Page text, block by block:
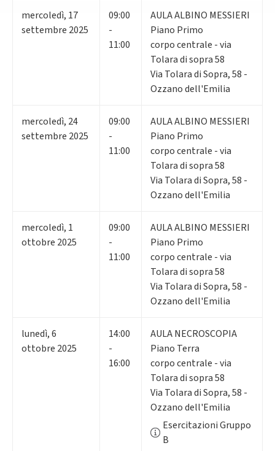
mercoledì, 17
settembre 2025
09:00
-
11:00
AULA ALBINO MESSIERI
Piano Primo
corpo centrale - via
Tolara di sopra 58
Via Tolara di Sopra, 58 -
Ozzano dell'Emilia
mercoledì, 24
settembre 2025
09:00
-
11:00
AULA ALBINO MESSIERI
Piano Primo
corpo centrale - via
Tolara di sopra 58
Via Tolara di Sopra, 58 -
Ozzano dell'Emilia
mercoledì, 1
ottobre 2025
09:00
-
11:00
AULA ALBINO MESSIERI
Piano Primo
corpo centrale - via
Tolara di sopra 58
Via Tolara di Sopra, 58 -
Ozzano dell'Emilia
lunedì,6
ottobre 2025
14:00
-
16:00
AULA NECROSCOPIA
Piano Terra
corpo centrale - via
Tolara di sopra 58
Via Tolara di Sopra, 58 -
Ozzano dell'Emilia
Esercitazioni Gruppo
B